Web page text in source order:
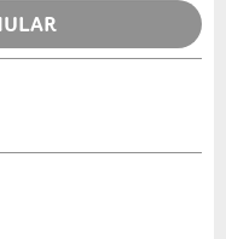
Kontaktpersonen